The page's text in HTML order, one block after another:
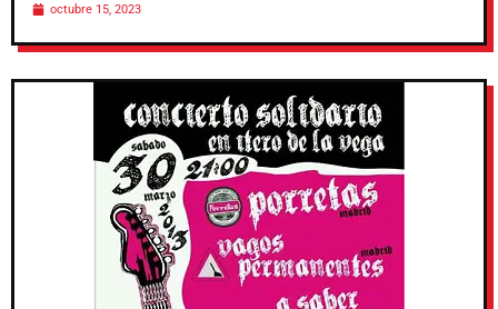
octubre 15, 2023